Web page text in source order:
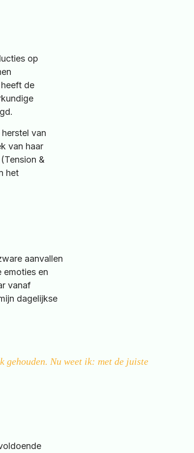
op
de
van
van haar
&
het
aanvallen
emoties en
vanaf
dagelijkse
gehouden. Nu weet ik: met de juiste